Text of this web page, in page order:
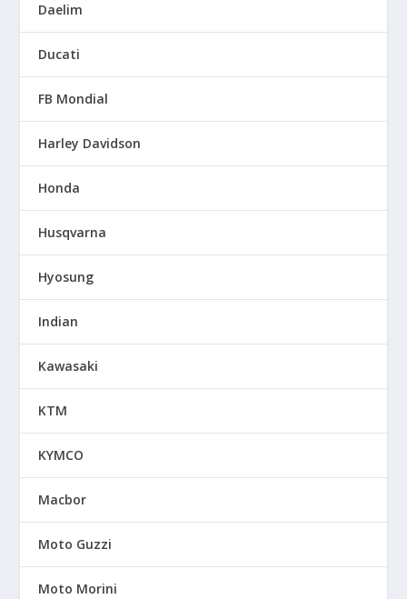
Daelim
Ducati
FB Mondial
Harley Davidson
Honda
Husqvarna
Hyosung
Indian
Kawasaki
KTM
KYMCO
Macbor
Moto Guzzi
Moto Morini